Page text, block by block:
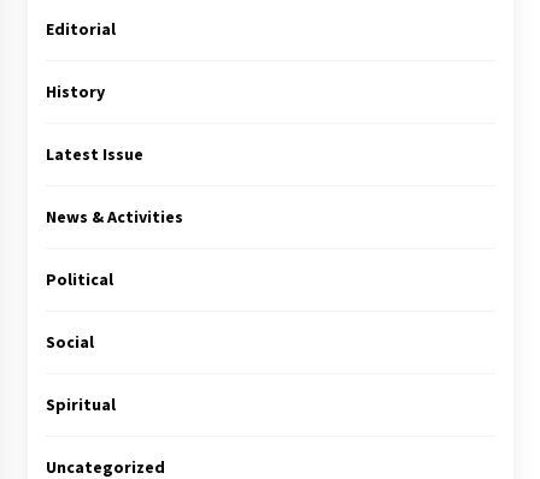
Editorial
History
Latest Issue
News & Activities
Political
Social
Spiritual
Uncategorized